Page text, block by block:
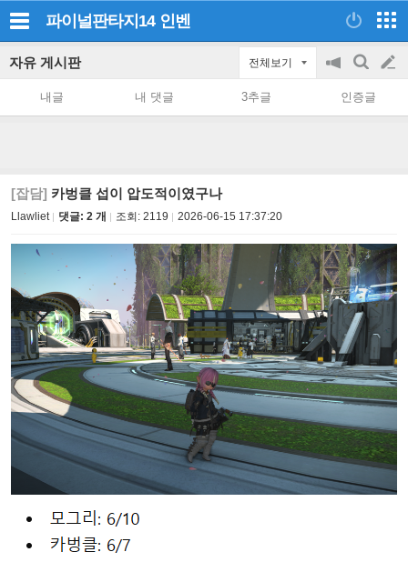
파이널판타지14 인벤
자유 게시판 전체보기
공
on/off
검
색
글
쓰
내글 내 댓글 3추글 인증글
[잡담] 카벙클 섭이 압도적이였구나
Llawliet 댓글: 2 개 조회: 2119 2026-06-15 17:37:20